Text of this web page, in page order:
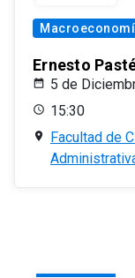
Ernesto
5 de
15:30
Facultad de